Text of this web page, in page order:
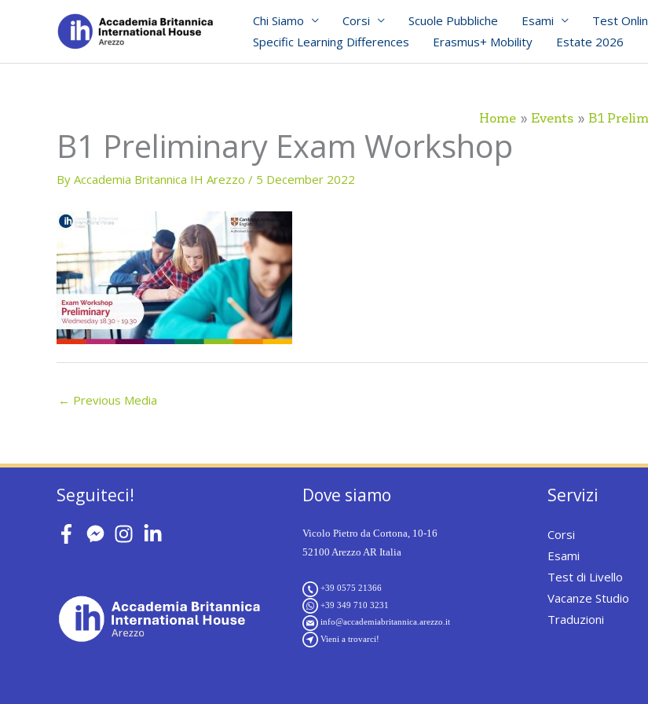
Chi Siamo Corsi Scuole Pubbliche Esami Test
Specific Learning Differences
Erasmus+ Mobility Estate 2026
Home Events B1
B1 Preliminary Exam Workshop
By Accademia Britannica IH Arezzo / 5 December 2022
← Previous Media
Seguiteci! Dove siamo
Vicolo Pietro da Cortona, 10-16
52100 Arezzo AR Italia
+39 0575 21366
+39 349 710 3231
info@accademiabritannica.arezzo.it
Vieni a trovarci!
Servizi
Corsi
Esami
Test di Livello
Vacanze Studio
Traduzioni